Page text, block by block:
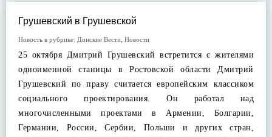
Грушевский в Грушевской
Новость в рубрике: Донские Вести Новости
25 октября Дмитрий Грушевский встретится с жителями
одноименной станицы в Ростовской области Дмитрий
Грушевский по праву считается европейским классиком
социального проектирования. Он работал над
многочисленными проектами в Армении, Болгарии,
Германии, России, Сербии, Польши и других стран,